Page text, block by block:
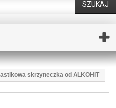
SZUKAJ
skrzyneczka od ALKOHIT